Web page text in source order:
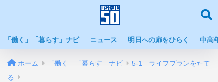
「働く」「暮らす」ナビ ニュース 明日への扉をひらく 中高
ホーム 「働く」「暮らす」ナビ
5-1 ライフプランをたて
る